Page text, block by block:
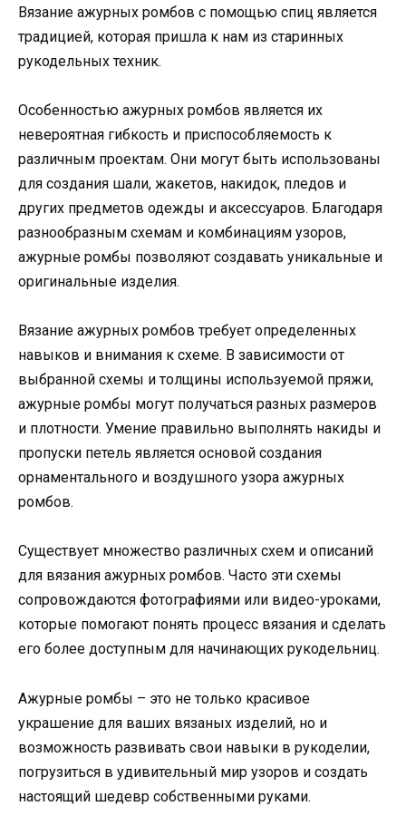
Вязание ажурных ромбов с помощью спиц является
традицией, которая пришла к нам из старинных
рукодельных техник.
Особенностью ажурных ромбов является их
невероятная гибкость и приспособляемость к
различным проектам. Они могут быть использованы
для создания шали, жакетов, накидок, пледов и
других предметов одежды и аксессуаров. Благодаря
разнообразным схемам и комбинациям узоров,
ажурные ромбы позволяют создавать уникальные и
оригинальные изделия.
Вязание ажурных ромбов требует определенных
навыков и внимания к схеме. В зависимости от
выбранной схемы и толщины используемой пряжи,
ажурные ромбы могут получаться разных размеров
и плотности. Умение правильно выполнять накиды и
пропуски петель является основой создания
орнаментального и воздушного узора ажурных
ромбов.
Существует множество различных схем и описаний
для вязания ажурных ромбов. Часто эти схемы
сопровождаются фотографиями или видео-уроками,
которые помогают понять процесс вязания и сделать
его более доступным для начинающих рукодельниц.
Ажурные ромбы – это не только красивое
украшение для ваших вязаных изделий, но и
возможность развивать свои навыки в рукоделии,
погрузиться в удивительный мир узоров и создать
настоящий шедевр собственными руками.